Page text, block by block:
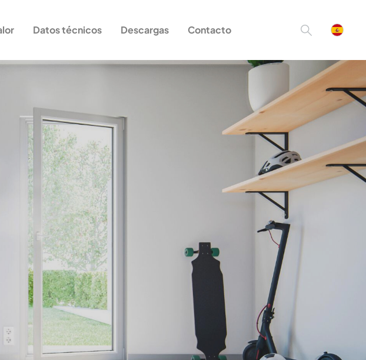
Datos técnicos Descargas Contacto